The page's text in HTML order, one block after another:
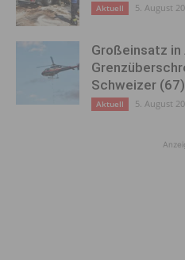
Aktuell 5. August
Großeinsatz
Schweizer (67)
Aktuell 5. August